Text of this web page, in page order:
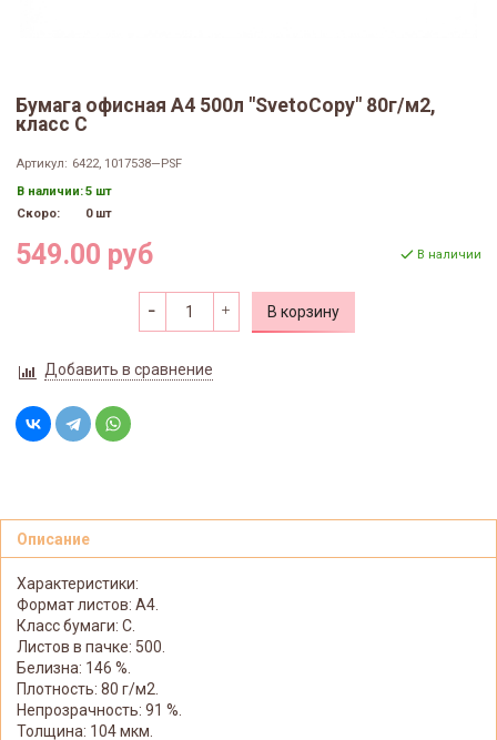
Бумага офисная А4 500л "SvetoCopy" 80г/м2,
класс С
Артикул: 6422, 1017538—PSF
В наличии:5 шт
Скоро:
0 шт
549.00 руб В наличии
В корзину
Добавить в сравнение
Описание
Характеристики:
Формат листов: А4.
Класс бумаги: C.
Листов в пачке: 500.
Белизна: 146 %.
Плотность: 80 г/м2.
Непрозрачность: 91 %.
Толщина: 104 мкм.